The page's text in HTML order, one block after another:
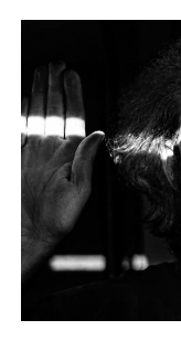
Главные темы